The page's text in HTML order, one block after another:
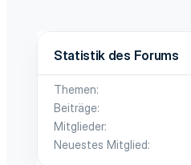
Statistik des Forums
Themen
Beiträge
Mitglieder
Neuestes Mitglied